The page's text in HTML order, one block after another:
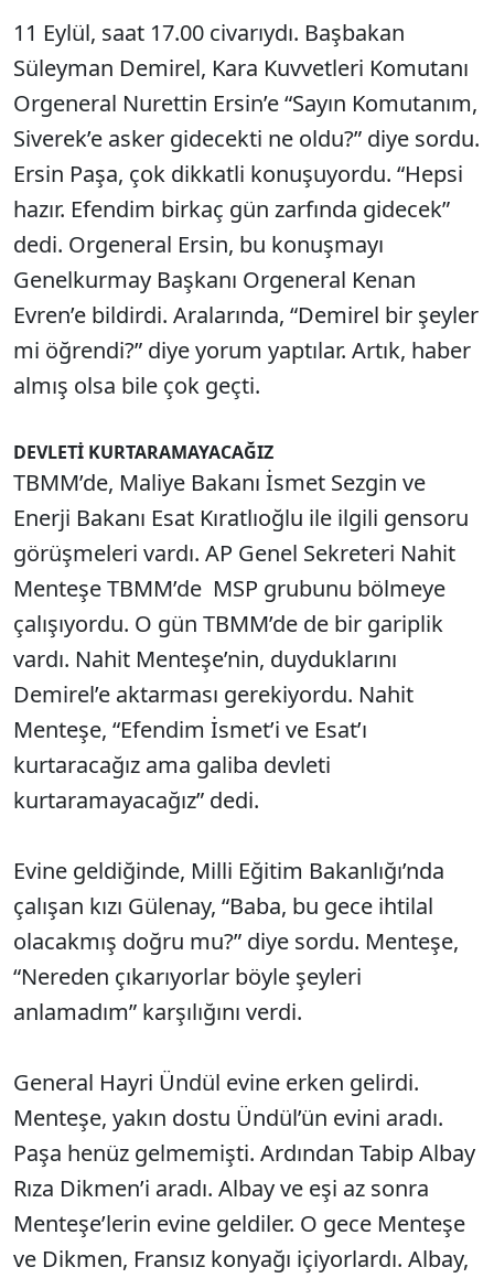
11 Eylül, saat 17.00 civarıydı. Başbakan
Süleyman Demirel, Kara Kuvvetleri Komutanı
Orgeneral Nurettin Ersin’e “Sayın Komutanım,
Siverek’e asker gidecekti ne oldu?” diye sordu.
Ersin Paşa, çok dikkatli konuşuyordu. “Hepsi
hazır. Efendim birkaç gün zarfında gidecek”
dedi. Orgeneral Ersin, bu konuşmayı
Genelkurmay Başkanı Orgeneral Kenan
Evren’e bildirdi. Aralarında, “Demirel bir şeyler
mi öğrendi?” diye yorum yaptılar. Artık, haber
almış olsa bile çok geçti.
DEVLETİ KURTARAMAYACAĞIZ
TBMM’de, Maliye Bakanı İsmet Sezgin ve
Enerji Bakanı Esat Kıratlıoğlu ile ilgili gensoru
görüşmeleri vardı. AP Genel Sekreteri Nahit
Menteşe TBMM’de MSP grubunu bölmeye
çalışıyordu. O gün TBMM’de de bir gariplik
vardı. Nahit Menteşe’nin, duyduklarını
Demirel’e aktarması gerekiyordu. Nahit
Menteşe, “Efendim İsmet’i ve Esat’ı
kurtaracağız ama galiba devleti
kurtaramayacağız” dedi.
Evine geldiğinde, Milli Eğitim Bakanlığı’nda
çalışan kızı Gülenay, “Baba, bu gece ihtilal
olacakmış doğru mu?” diye sordu. Menteşe,
“Nereden çıkarıyorlar böyle şeyleri
anlamadım” karşılığını verdi.
General Hayri Ündül evine erken gelirdi.
Menteşe, yakın dostu Ündül’ün evini aradı.
Paşa henüz gelmemişti. Ardından Tabip Albay
Rıza Dikmen’i aradı. Albay ve eşi az sonra
Menteşe’lerin evine geldiler. O gece Menteşe
ve Dikmen, Fransız konyağı içiyorlardı. Albay,